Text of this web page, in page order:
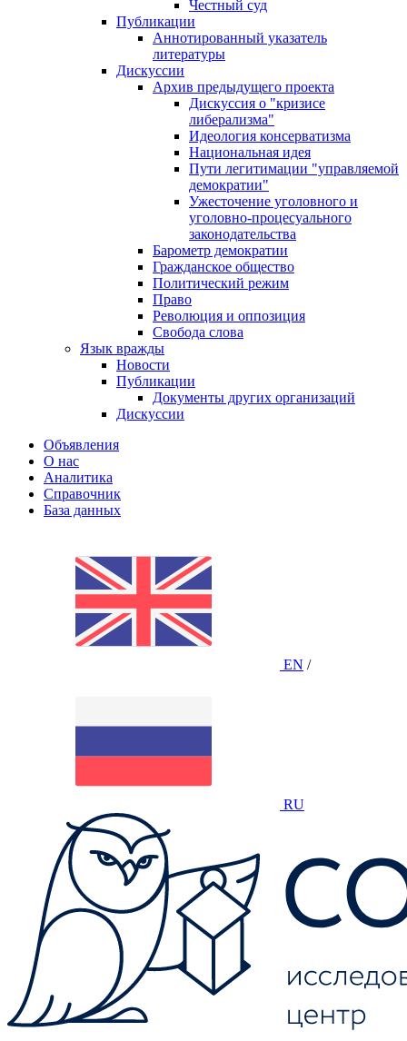
Честный суд
Публикации
Аннотированный указатель
литературы
Дискуссии
Архив предыдущего проекта
Дискуссия о "кризисе
либерализма"
Идеология консерватизма
Национальная идея
Пути легитимации "управляемой
демократии"
Ужесточение уголовного и
уголовно-процесуального
законодательства
Барометр демократии
Гражданское общество
Политический режим
Право
Революция и оппозиция
Свобода слова
Язык вражды
Новости
Публикации
Документы других организаций
Дискуссии
Объявления
О нас
Аналитика
Справочник
База данных
EN /
RU